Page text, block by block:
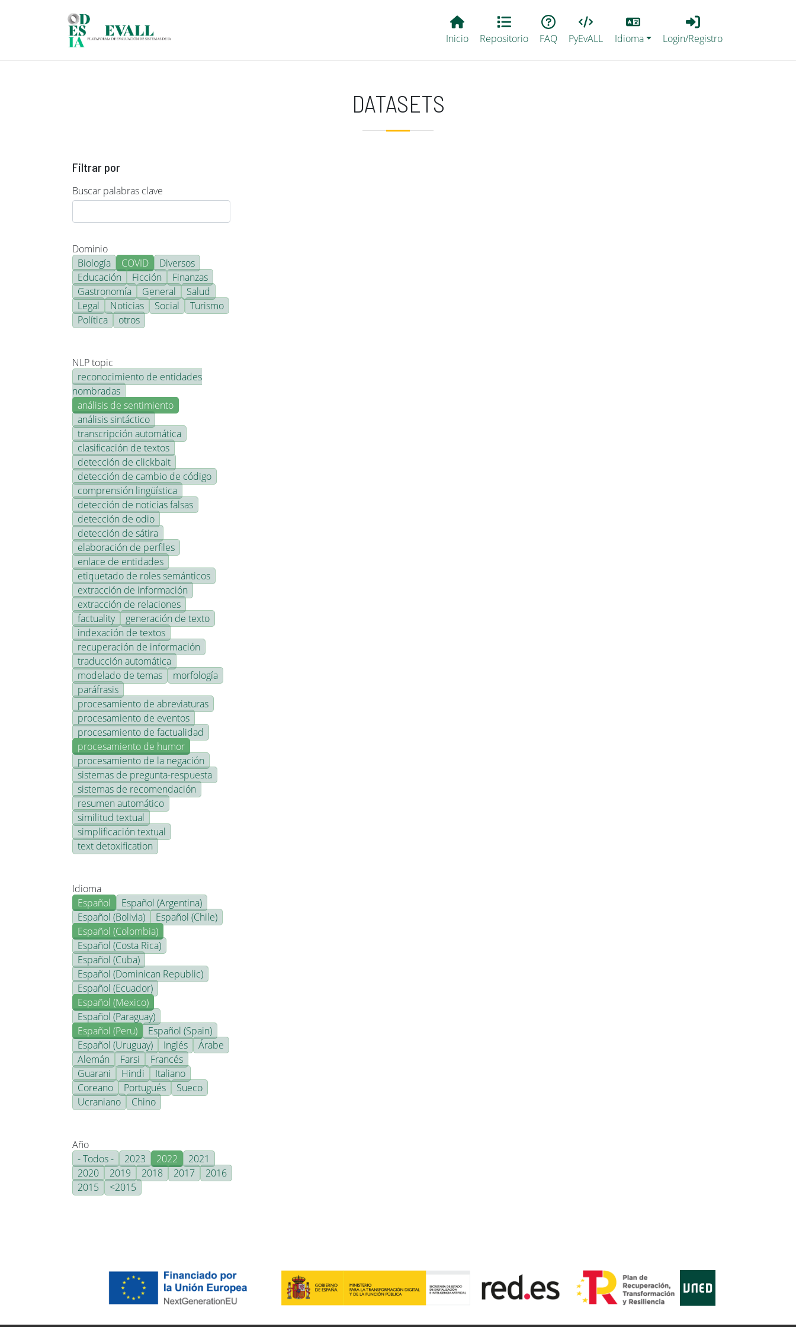
Main EvALL
Inicio Repositorio FAQ PyEvALL
Lang
Idioma
Login_Registro
Login/Registro
DATASETS
Filtrar por
Buscar palabras clave
Dominio
Biología
COVID
Diversos
Educación
Ficción
Finanzas
Gastronomía
General
Salud
Legal
Noticias Social
Turismo
Política
otros
NLP topic
reconocimiento de entidades
nombradas
análisis de sentimiento
análisis sintáctico
transcripción automática
clasificación de textos
detección de clickbait
detección de cambio de código
comprensión lingüística
detección de noticias falsas
detección de odio
detección de sátira
elaboración de perfiles
enlace de entidades
etiquetado de roles semánticos
extracción de información
extracción de relaciones
factuality
generación de texto
indexación de textos
recuperación de información
traducción automática
modelado de temas
morfología
paráfrasis
procesamiento de abreviaturas
procesamiento de eventos
procesamiento de factualidad
procesamiento de humor
procesamiento de la negación
sistemas de pregunta-respuesta
sistemas de recomendación
resumen automático
similitud textual
simplificación textual
text detoxification
Idioma
Español
Español (Argentina)
Español (Bolivia)
Español (Chile)
Español (Colombia)
Español (Costa Rica)
Español (Cuba)
Español (Dominican Republic)
Español (Ecuador)
Español (Mexico)
Español (Paraguay)
Español (Peru)
Español (Spain)
Español (Uruguay)
Inglés
Árabe
Alemán
Farsi
Francés
Guarani
Hindi
Italiano
Coreano
Portugués
Sueco
Ucraniano
Chino
Año
- Todos -
2023 2022
2021
2020
2019 2018 2017
2016
2015
<2015